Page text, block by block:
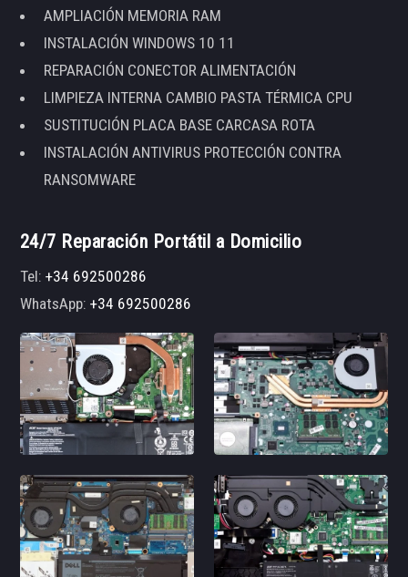
AMPLIACIÓN MEMORIA RAM
INSTALACIÓN WINDOWS 10 11
REPARACIÓN CONECTOR ALIMENTACIÓN
LIMPIEZA INTERNA CAMBIO PASTA TÉRMICA CPU
SUSTITUCIÓN PLACA BASE CARCASA ROTA
INSTALACIÓN ANTIVIRUS PROTECCIÓN CONTRA
RANSOMWARE
24/7 Reparación Portátil a Domicilio
Tel:+34 692500286
WhatsApp:+34 692500286